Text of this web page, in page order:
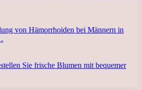
von Hämorrhoiden bei Männern in
Sie frische Blumen mit bequemer